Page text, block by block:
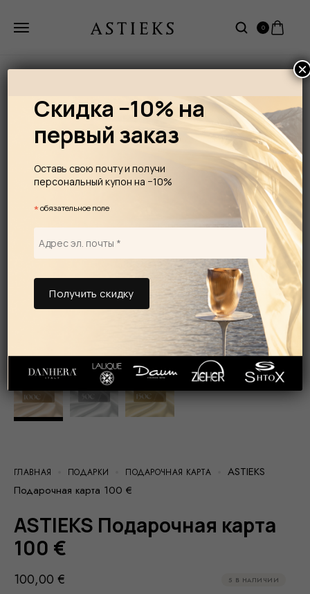
0
ГЛАВНАЯ ПОДАРКИ ПОДАРОЧНАЯ КАРТА
ASTIEKS
Подарочная карта 100 €
ASTIEKS Подарочная карта
100 €
100,00 € 5 В НАЛИЧИИ
Скидка −10% на
первый заказ
Оставь свою почту и получи
персональный купон на −10%
* обязательное поле
×